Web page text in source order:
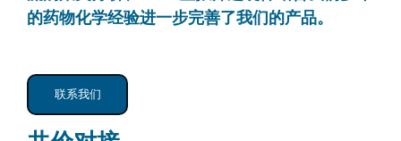
的药物化学经验进一步完善了我们的产品。
联系我们